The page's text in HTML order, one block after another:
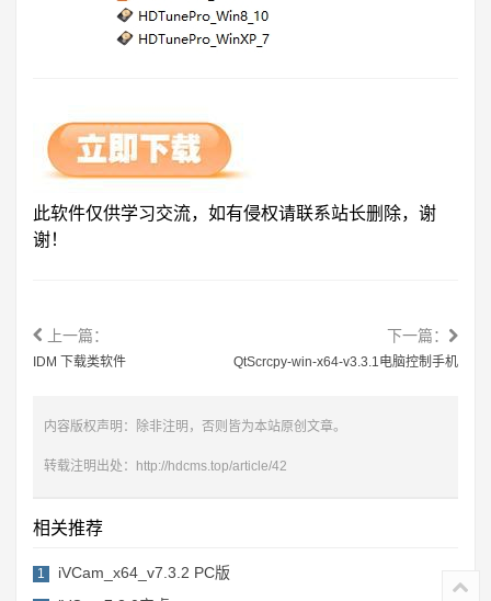
此软件仅供学习交流，如有侵权请联系站长删除，谢
谢！
上一篇：
IDM 下载类软件
下一篇：
QtScrcpy-win-x64-v3.3.1电脑控制手机
内容版权声明：除非注明，否则皆为本站原创文章。
转载注明出处： http://hdcms.top/article/42
相关推荐
1 iVCam_x64_v7.3.2 PC版